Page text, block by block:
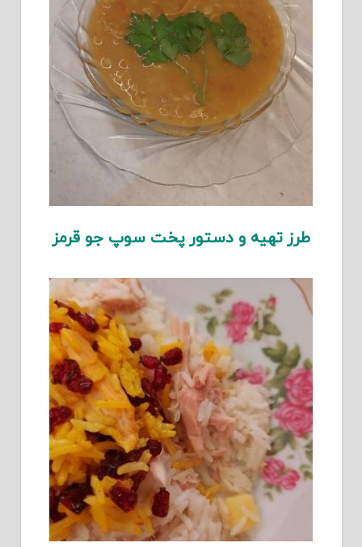
طرز تهیه و دستور پخت سوپ جو قرمز